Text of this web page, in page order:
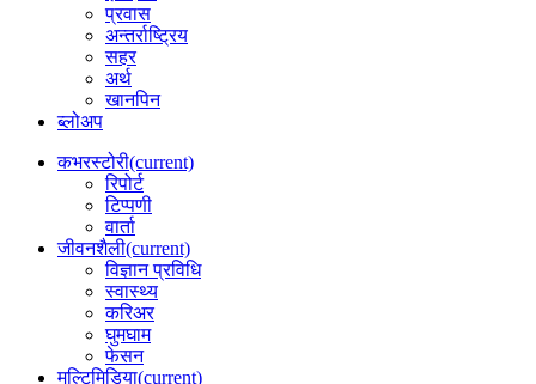
प्रवास
अन्तर्राष्ट्रिय
सहर
अर्थ
खानपिन
ब्लोअप
कभरस्टोरी(current)
रिपोर्ट
टिप्पणी
वार्ता
जीवनशैली(current)
विज्ञान प्रविधि
स्वास्थ्य
करिअर
घुमघाम
फेसन
मल्टिमिडिया(current)